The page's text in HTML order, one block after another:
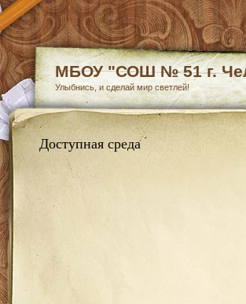
МБОУ "СОШ № 51 г.
Улыбнись, и сделай мир светлей!
Доступная среда